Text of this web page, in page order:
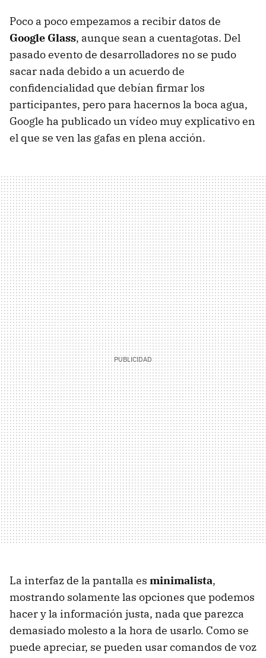
Poco a poco empezamos a recibir datos de
Google Glass, aunque sean a cuentagotas. Del
pasado evento de desarrolladores no se pudo
sacar nada debido a un acuerdo de
confidencialidad que debían firmar los
participantes, pero para hacernos la boca agua,
Google ha publicado un vídeo muy explicativo en
el que se ven las gafas en plena acción.
La interfaz de la pantalla es minimalista,
mostrando solamente las opciones que podemos
hacer y la información justa, nada que parezca
demasiado molesto a la hora de usarlo. Como se
puede apreciar, se pueden usar comandos de voz